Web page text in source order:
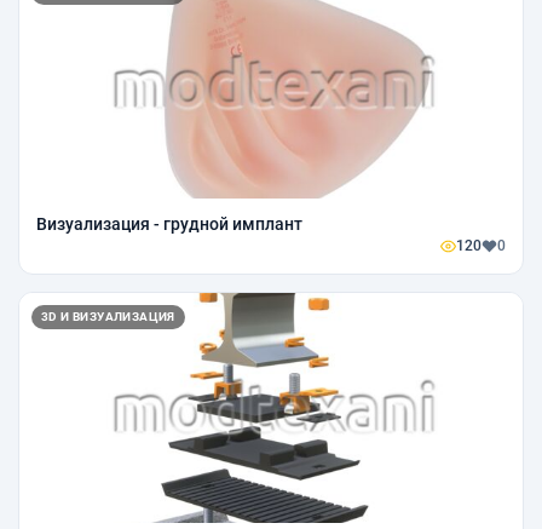
Визуализация - грудной имплант
120 0
3D И ВИЗУАЛИЗАЦИЯ